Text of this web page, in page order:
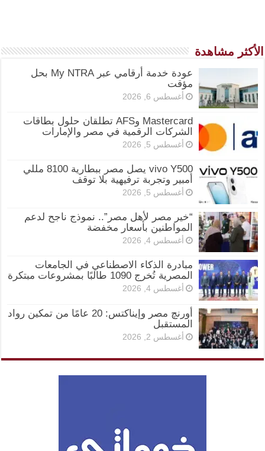
الأكثر مشاهدة
عودة خدمة أرقامي عبر My NTRA بحل
مؤقت
أغسطس 6, 2026
Mastercard وAFS تطلقان حلول بطاقات
الشركات الرقمية في مصر والإمارات
أغسطس 5, 2026
vivo Y500 يصل مصر ببطارية 8100 مللي
أمبير وتجربة ترفيهية بلا توقف
أغسطس 5, 2026
“خير مصر لأهل مصر”.. نموذج ناجح لدعم
المواطنين بأسعار مخفضة
أغسطس 4, 2026
مبادرة الذكاء الاصطناعي في الجامعات
المصرية تُخرج 1090 طالبًا بمشروعات مبتكرة
أغسطس 4, 2026
أورنچ مصر وإيناكتس: 20 عامًا من تمكين رواد
المستقبل
أغسطس 2, 2026